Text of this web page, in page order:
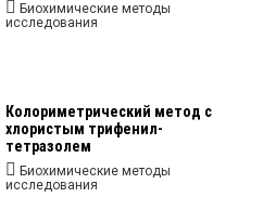
Биохимические методы
исследования
Колориметрический метод с
хлористым трифенил-
тетразолем
Биохимические методы
исследования